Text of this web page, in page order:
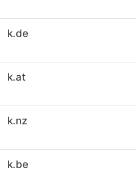
k.de
k.at
k.nz
k.be